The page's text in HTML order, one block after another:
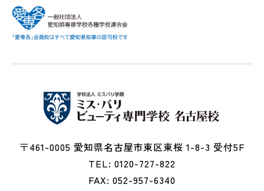
〒461-0005 愛知県名古屋市東区東桜 1-8-3 受付5F
TEL: 0120-727-822
FAX: 052-957-6340